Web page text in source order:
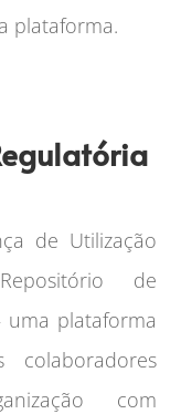
plataforma.
de Utilização
de
uma plataforma
com